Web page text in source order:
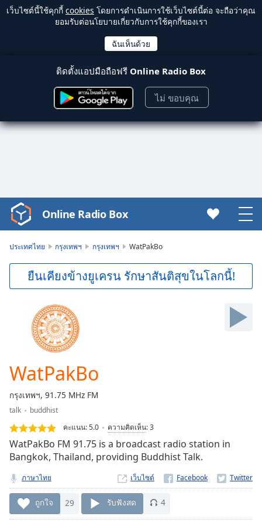
เว็บไซต์นี้ใช้คุกกี้ cookies โดยการดำเนินการใช้เว็บไซต์นี้ต่อ จะถือว่าคุณ
ยอมรับต่อนโยบายเกี่ยวกับการใช้คุกกี้ของเรา
ติดตั้งแอปมือถือฟรี Online Radio Box
ไม่ ขอบคุณ
Video
Player
Backward
Current
Time0:00
Duration
Loaded:
0.00%
Stream
TypeLIVE
live,
currently
behind
LIVE
Remaining
Online Radio Box
ประเทศไทย กรุงเทพฯ กรุงเทพฯ WatPakBo
ยืนเคียงข้างยูเครน รักษาสันติสุขในโลกนี้!
WatPakBo
กรุงเทพฯ, 91.75 MHz FM
talk
buddhist
คะแนน:5.0 ความคิดเห็น:3
WatPakBo FM 91.75 is a broadcast radio station in
Bangkok, Thailand, providing Buddhist Talk.
ภาษาไทย เว็บไซต์
ถูกใจ 29 รับฟังสด 4